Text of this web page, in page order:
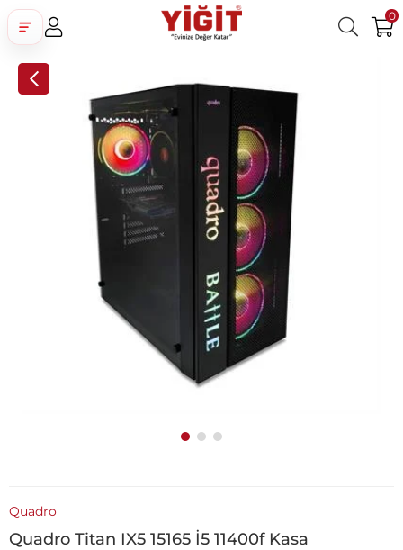
0
Google İle Bağlan
Quadro
Quadro Titan IX5 15165 İ5 11400f Kasa